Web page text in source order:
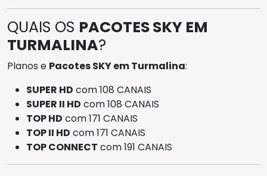
QUAIS OS PACOTES SKY EM
TURMALINA?
Planos e Pacotes SKY em Turmalina:
SUPER HD com 108 CANAIS
SUPER II HD com 108 CANAIS
TOP HD com 171 CANAIS
TOP II HD com 171 CANAIS
TOP CONNECT com 191 CANAIS